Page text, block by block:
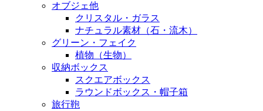
オブジェ他
クリスタル・ガラス
ナチュラル素材（石・流木）
グリーン・フェイク
植物（生物）
収納ボックス
スクエアボックス
ラウンドボックス・帽子箱
旅行鞄